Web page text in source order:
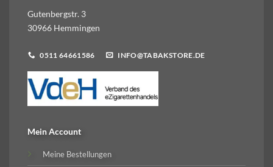
Produktseite
Gutenbergstr. 3
30966 Hemmingen
0511 64661586 INFO@TABAKSTORE.DE
Mein Account
Meine Bestellungen